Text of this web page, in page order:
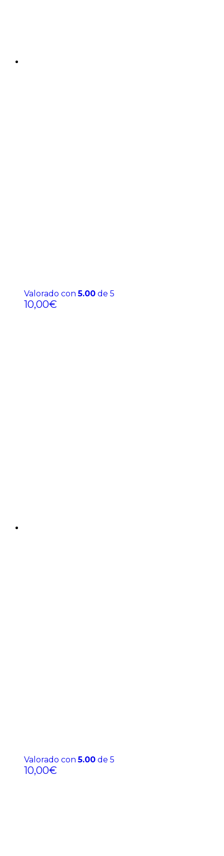
Valorado con5.00 de 5
10,00€
Valorado con5.00 de 5
10,00€